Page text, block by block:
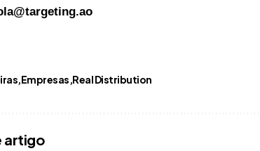
Empresas Real Distribution
artigo